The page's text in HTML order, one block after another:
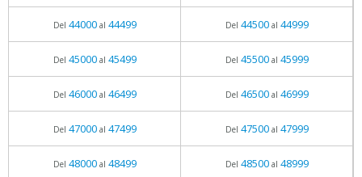
Del 44000al 44499 Del 44500al 44999
Del 45000al 45499 Del 45500al 45999
Del 46000al 46499 Del 46500al 46999
Del 47000al 47499 Del 47500al 47999
Del 48000al 48499 Del 48500al 48999